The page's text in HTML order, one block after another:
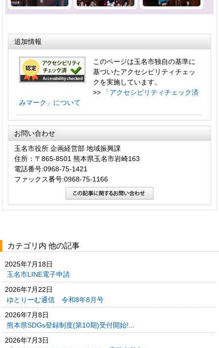
追加情報
このページは玉名市独自の基準に
基づいたアクセシビリティチェッ
クを実施しています。
>>
「アクセシビリティチェック済
みマーク」について
お問い合わせ
玉名市役所 企画経営部 地域振興課
住所：〒865-8501 熊本県玉名市岩崎163
電話番号:0968-75-1421
ファックス番号:0968-75-1166
カテゴリ内 他の記事
2025年7月18日
玉名市LINE電子申請
2026年7月22日
ゆとりーむ通信 令和8年8月号
2026年7月8日
熊本県SDGs登録制度(第10期)受付開始!...
2026年7月3日